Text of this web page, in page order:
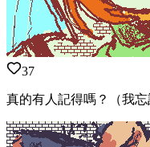
37
真的有人記得嗎？（我忘